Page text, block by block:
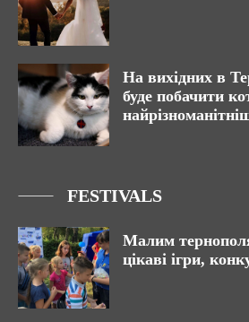
На вихідних в
буде побачити
FESTIVALS
Малим
цікаві ігри,